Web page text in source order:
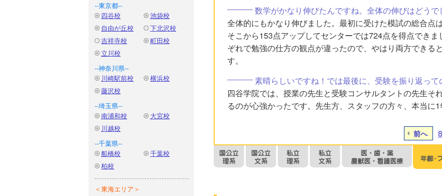
--東京都--
四谷校
池袋校
自由が丘校
下北沢校
吉祥寺校
町田校
立川校
--神奈川県--
川崎駅前校
横浜校
藤沢校
--埼玉県--
南浦和校
大宮校
川越校
--千葉県--
船橋校
千葉校
柏校
＜東海エリア＞
数学がかなり伸びたんですね。全体の伸びはどうで
全体的にもかなり伸びました。最初に受けた模試の総合点
そこから153点アップしてセンターでは724点を得点でき
ぞれで勉強の仕方の観点が違ったので、やはり両方できる
す。
素晴らしいですね！では最後に、受験を振り返って
四谷学院では、授業の先生と受験コンサルタントの先生そ
るのが心強かったです。先生方、スタッフの方々、本当に1
前へ 8